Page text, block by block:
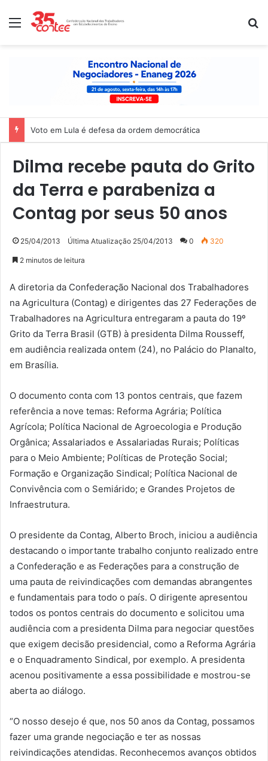
Menu
Voto em Lula é defesa da ordem democrática
Dilma recebe pauta do Grito
da Terra e parabeniza a
Contag por seus 50 anos
25/04/2013 Última Atualização 25/04/2013 0 320
2 minutos de leitura
A diretoria da Confederação Nacional dos Trabalhadores
na Agricultura (Contag) e dirigentes das 27 Federações de
Trabalhadores na Agricultura entregaram a pauta do 19º
Grito da Terra Brasil (GTB) à presidenta Dilma Rousseff,
em audiência realizada ontem (24), no Palácio do Planalto,
em Brasília.
O documento conta com 13 pontos centrais, que fazem
referência a nove temas: Reforma Agrária; Política
Agrícola; Política Nacional de Agroecologia e Produção
Orgânica; Assalariados e Assalariadas Rurais; Políticas
para o Meio Ambiente; Políticas de Proteção Social;
Formação e Organização Sindical; Política Nacional de
Convivência com o Semiárido; e Grandes Projetos de
Infraestrutura.
O presidente da Contag, Alberto Broch, iniciou a audiência
destacando o importante trabalho conjunto realizado entre
a Confederação e as Federações para a construção de
uma pauta de reivindicações com demandas abrangentes
e fundamentais para todo o país. O dirigente apresentou
todos os pontos centrais do documento e solicitou uma
audiência com a presidenta Dilma para negociar questões
que exigem decisão presidencial, como a Reforma Agrária
e o Enquadramento Sindical, por exemplo. A presidenta
acenou positivamente a essa possibilidade e mostrou-se
aberta ao diálogo.
“O nosso desejo é que, nos 50 anos da Contag, possamos
fazer uma grande negociação e ter as nossas
reivindicações atendidas. Reconhecemos avanços obtidos